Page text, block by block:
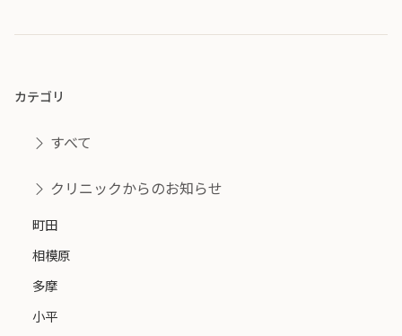
カテゴリ
すべて
クリニックからのお知らせ
町田
相模原
多摩
小平